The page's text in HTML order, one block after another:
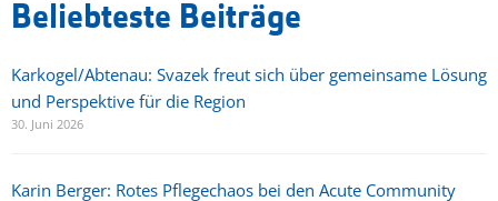
Beliebteste Beiträge
Karkogel/Abtenau: Svazek freut sich über gemeinsame Lösung
und Perspektive für die Region
30. Juni 2026
Karin Berger: Rotes Pflegechaos bei den Acute Community